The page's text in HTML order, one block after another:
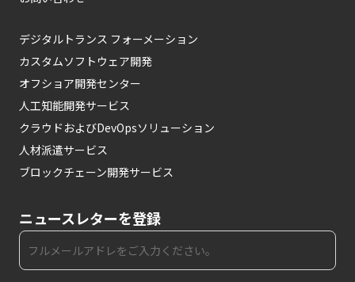
デジタルトランス フォーメーション
カスタムソフトウェア開発
オフショア開発センター
人工知能開発サービス
クラウドおよびDevOpsソリューション
人材派遣サービス
ブロックチェーン開発サービス
ニュースレターを登録